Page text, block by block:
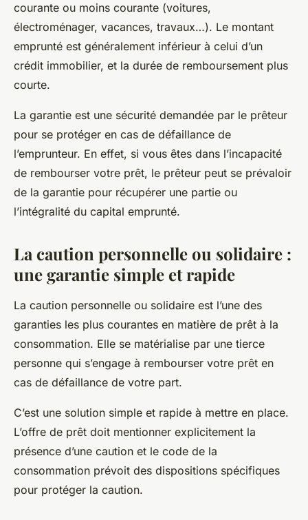
courante ou moins courante (voitures,
électroménager, vacances, travaux…). Le montant
emprunté est généralement inférieur à celui d’un
crédit immobilier, et la durée de remboursement plus
courte.
La garantie est une sécurité demandée par le prêteur
pour se protéger en cas de défaillance de
l’emprunteur. En effet, si vous êtes dans l’incapacité
de rembourser votre prêt, le prêteur peut se prévaloir
de la garantie pour récupérer une partie ou
l’intégralité du capital emprunté.
La caution personnelle ou solidaire :
une garantie simple et rapide
La caution personnelle ou solidaire est l’une des
garanties les plus courantes en matière de prêt à la
consommation. Elle se matérialise par une tierce
personne qui s’engage à rembourser votre prêt en
cas de défaillance de votre part.
C’est une solution simple et rapide à mettre en place.
L’offre de prêt doit mentionner explicitement la
présence d’une caution et le code de la
consommation prévoit des dispositions spécifiques
pour protéger la caution.